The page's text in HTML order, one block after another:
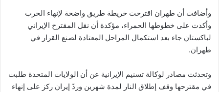
وأضافت أن طهران اقترحت خريطة طريق واضحة لإنهاء الحرب
وأكدت على خطوطها الحمراء، مؤكدة أن نقل المقترح الإيراني
لباكستان جاء بعد استكمال المراحل المعتادة لصنع القرار في
طهران.
وتحدثت مصادر لوكالة تسنيم الإيرانية عن أن الولايات المتحدة طلبت
في مقترحها وقف إطلاق النار لمدة شهرين وردّ إيران ركز على إنهاء